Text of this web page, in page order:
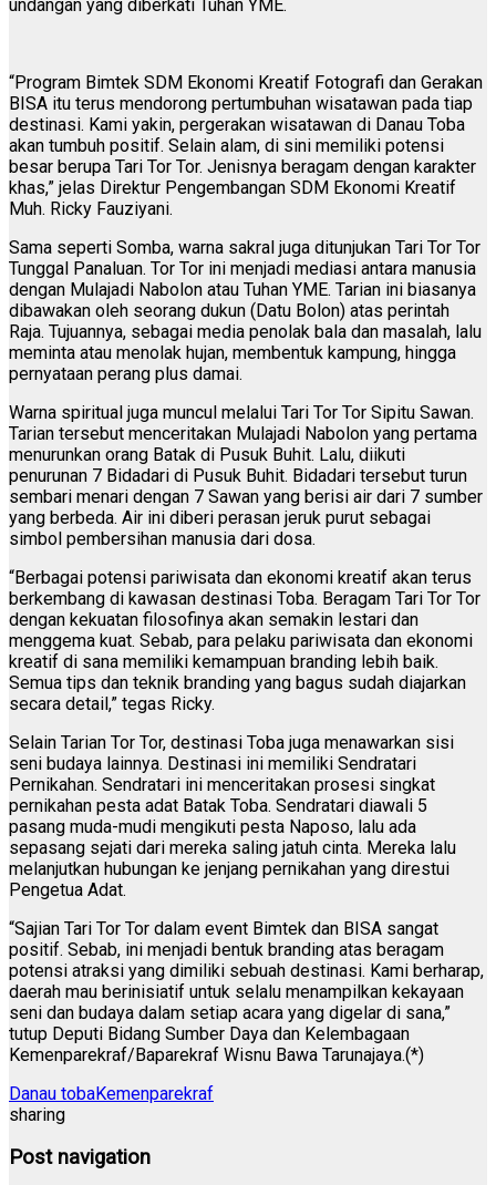
undangan yang diberkati Tuhan YME.
“Program Bimtek SDM Ekonomi Kreatif Fotografi dan Gerakan
BISA itu terus mendorong pertumbuhan wisatawan pada tiap
destinasi. Kami yakin, pergerakan wisatawan di Danau Toba
akan tumbuh positif. Selain alam, di sini memiliki potensi
besar berupa Tari Tor Tor. Jenisnya beragam dengan karakter
khas,” jelas Direktur Pengembangan SDM Ekonomi Kreatif
Muh. Ricky Fauziyani.
Sama seperti Somba, warna sakral juga ditunjukan Tari Tor Tor
Tunggal Panaluan. Tor Tor ini menjadi mediasi antara manusia
dengan Mulajadi Nabolon atau Tuhan YME. Tarian ini biasanya
dibawakan oleh seorang dukun (Datu Bolon) atas perintah
Raja. Tujuannya, sebagai media penolak bala dan masalah, lalu
meminta atau menolak hujan, membentuk kampung, hingga
pernyataan perang plus damai.
Warna spiritual juga muncul melalui Tari Tor Tor Sipitu Sawan.
Tarian tersebut menceritakan Mulajadi Nabolon yang pertama
menurunkan orang Batak di Pusuk Buhit. Lalu, diikuti
penurunan 7 Bidadari di Pusuk Buhit. Bidadari tersebut turun
sembari menari dengan 7 Sawan yang berisi air dari 7 sumber
yang berbeda. Air ini diberi perasan jeruk purut sebagai
simbol pembersihan manusia dari dosa.
“Berbagai potensi pariwisata dan ekonomi kreatif akan terus
berkembang di kawasan destinasi Toba. Beragam Tari Tor Tor
dengan kekuatan filosofinya akan semakin lestari dan
menggema kuat. Sebab, para pelaku pariwisata dan ekonomi
kreatif di sana memiliki kemampuan branding lebih baik.
Semua tips dan teknik branding yang bagus sudah diajarkan
secara detail,” tegas Ricky.
Selain Tarian Tor Tor, destinasi Toba juga menawarkan sisi
seni budaya lainnya. Destinasi ini memiliki Sendratari
Pernikahan. Sendratari ini menceritakan prosesi singkat
pernikahan pesta adat Batak Toba. Sendratari diawali 5
pasang muda-mudi mengikuti pesta Naposo, lalu ada
sepasang sejati dari mereka saling jatuh cinta. Mereka lalu
melanjutkan hubungan ke jenjang pernikahan yang direstui
Pengetua Adat.
“Sajian Tari Tor Tor dalam event Bimtek dan BISA sangat
positif. Sebab, ini menjadi bentuk branding atas beragam
potensi atraksi yang dimiliki sebuah destinasi. Kami berharap,
daerah mau berinisiatif untuk selalu menampilkan kekayaan
seni dan budaya dalam setiap acara yang digelar di sana,”
tutup Deputi Bidang Sumber Daya dan Kelembagaan
Kemenparekraf/Baparekraf Wisnu Bawa Tarunajaya.(*)
Danau tobaKemenparekraf
sharing
Post navigation